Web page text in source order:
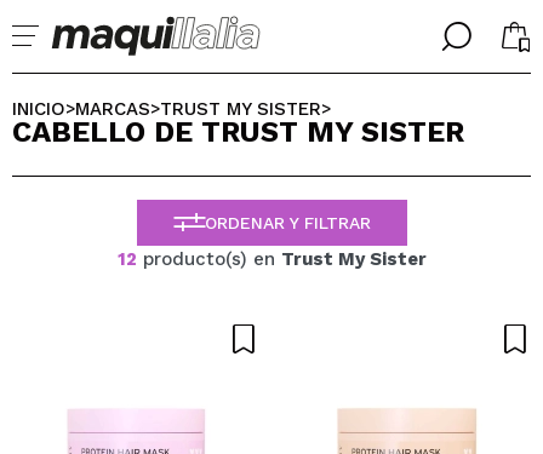
╳
Ya soy #maquilover, tengo cuenta
╳
SELECCIONA TU IDIOMA
ESPAÑOL
ENGLISH
FRANCES
ALEMAN
INICIO>MARCAS>TRUST MY SISTER>
CABELLO DE TRUST MY SISTER
ORDENAR Y FILTRAR
12 producto(s) en Trust My Sister